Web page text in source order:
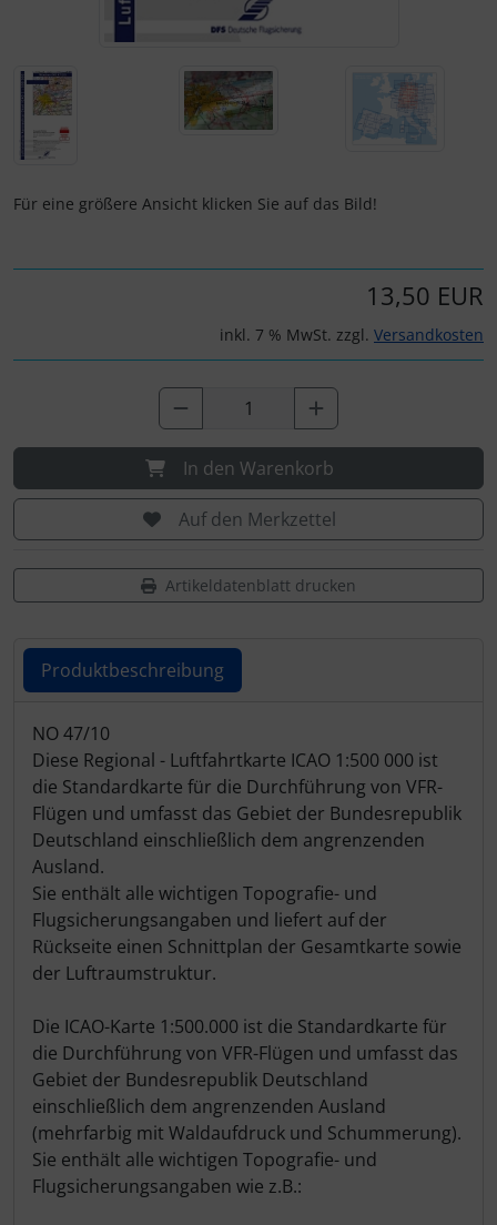
Für eine größere Ansicht klicken Sie auf das Bild!
13,50 EUR
inkl. 7 % MwSt. zzgl. Versandkosten
In den Warenkorb
Auf den Merkzettel
Artikeldatenblatt drucken
Produktbeschreibung
Produktbeschreibung
NO 47/10
Diese Regional - Luftfahrtkarte ICAO 1:500 000 ist
die Standardkarte für die Durchführung von VFR-
Flügen und umfasst das Gebiet der Bundesrepublik
Deutschland einschließlich dem angrenzenden
Ausland.
Sie enthält alle wichtigen Topografie- und
Flugsicherungsangaben und liefert auf der
Rückseite einen Schnittplan der Gesamtkarte sowie
der Luftraumstruktur.
Die ICAO-Karte 1:500.000 ist die Standardkarte für
die Durchführung von VFR-Flügen und umfasst das
Gebiet der Bundesrepublik Deutschland
einschließlich dem angrenzenden Ausland
(mehrfarbig mit Waldaufdruck und Schummerung).
Sie enthält alle wichtigen Topografie- und
Flugsicherungsangaben wie z.B.:
Mückenputzer
Schutz und Pflege
Schutztaschen Interieur
Tapes und Tuning
Warn- und Schutzfolien
Sonstiges
Schmuck